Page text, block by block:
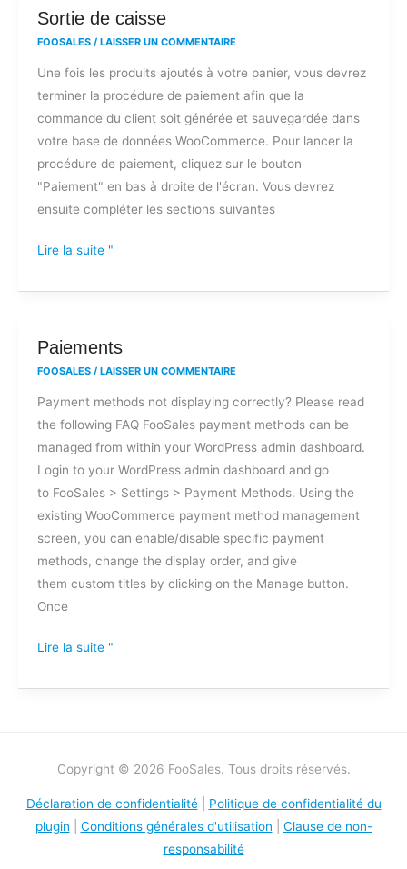
Sortie de caisse
FOOSALES / LAISSER UN COMMENTAIRE
Une fois les produits ajoutés à votre panier, vous devrez
terminer la procédure de paiement afin que la
commande du client soit générée et sauvegardée dans
votre base de données WooCommerce. Pour lancer la
procédure de paiement, cliquez sur le bouton
"Paiement" en bas à droite de l'écran. Vous devrez
ensuite compléter les sections suivantes
Sortie
de
Lire la suite "
Paiements
FOOSALES / LAISSER UN COMMENTAIRE
Payment methods not displaying correctly? Please read
the following FAQ FooSales payment methods can be
managed from within your WordPress admin dashboard.
Login to your WordPress admin dashboard and go
to FooSales > Settings > Payment Methods. Using the
existing WooCommerce payment method management
screen, you can enable/disable specific payment
methods, change the display order, and give
them custom titles by clicking on the Manage button.
Once
Paiements
Lire la suite "
Copyright © 2026 FooSales. Tous droits réservés.
Déclaration de confidentialité| Politique de confidentialité du
plugin
Conditions générales d'utilisation
Clause de non-
responsabilité